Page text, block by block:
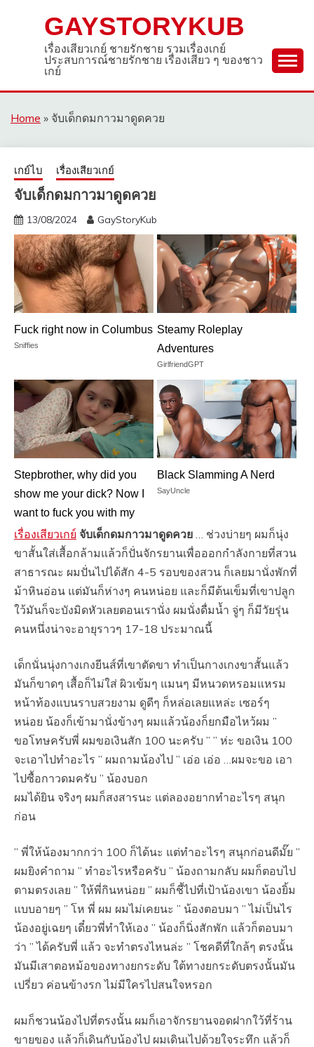
GAYSTORYKUB
เรื่องเสียวเกย์ ชายรักชาย รวมเรื่องเกย์
ประสบการณ์ชายรักชาย เรื่องเสียว ๆ ของชาว
เกย์
Home » จับเด็กดมกาวมาดูดควย
เกย์ไบ เรื่องเสียวเกย์
จับเด็กดมกาวมาดูดควย
13/08/2024 GayStoryKub
Fuck right now in Columbus
Sniffies
Steamy Roleplay
Adventures
GirlfriendGPT
Stepbrother, why did you
show me your dick? Now I
want to fuck you with my
wet pussy
RedhandsTube
Black Slamming A Nerd
SayUncle
เรื่องเสียวเกย์ จับเด็กดมกาวมาดูดควย … ช่วงบ่ายๆ ผมก็นุ่ง
ขาสั้นใส่เสื้อกล้ามแล้วก็ปั่นจักรยานเพื่อออกกำลังกายที่สวน
สาธารณะ ผมปั่นไปได้สัก 4-5 รอบของสวน ก็เลยมานั่งพักที่
ม้าหินอ่อน แต่มันก็ห่างๆ คนหน่อย และก็มีต้นเข็มที่เขาปลูก
ใว้มันก็จะบังมิดหัวเลยตอนเรานั่ง ผมนั่งดื่มนํ้า จู่ๆ ก็มีวัยรุ่น
คนหนึ่งน่าจะอายุราวๆ 17-18 ประมาณนี้
เด็กนั่นนุ่งกางเกงยีนส์ที่เขาตัดขา ทำเป็นกางเกงขาสั้นแล้ว
มันก็ขาดๆ เสื้อก็ไม่ใส่ ผิวเข้มๆ แมนๆ มีหนวดหรอมแหรม
หน้าท้องแบนราบสวยงาม ดูดีๆ ก็หล่อเลยแหล่ะ เซอร์ๆ
หน่อย น้องก็เข้ามานั่งข้างๆ ผมแล้วน้องก็ยกมือไหว้ผม ”
ขอโทษครับพี่ ผมขอเงินสัก 100 นะครับ ” ” ห่ะ ขอเงิน 100
จะเอาไปทำอะไร ” ผมถามน้องไป ” เอ่อ เอ่อ …ผมจะขอ เอา
ไปซื้อกาวดมครับ ” น้องบอก
ผมได้ยิน จริงๆ ผมก็สงสารนะ แต่ลองอยากทำอะไรๆ สนุก
ก่อน
” พี่ให้น้องมากกว่า 100 ก็ได้นะ แต่ทำอะไรๆ สนุกก่อนดีมั๊ย ”
ผมยิงคำถาม ” ทำอะไรหรือครับ ” น้องถามกลับ ผมก็ตอบไป
ตามตรงเลย ” ให้พี่กินหน่อย ” ผมก็ชี้ไปที่เป้าน้องเขา น้องยิ้ม
แบบอายๆ ” โห พี่ ผม ผมไม่เคยนะ ” น้องตอบมา ” ไม่เป็นไร
น้องอยู่เฉยๆ เดี๋ยวพี่ทำให้เอง ” น้องก็นิ่งสักพัก แล้วก็ตอบมา
ว่า ” ได้ครับพี่ แล้ว จะทำตรงไหนล่ะ ” โชคดีที่ใกล้ๆ ตรงนั้น
มันมีเสาตอหม้อของทางยกระดับ ใต้ทางยกระดับตรงนั้นมัน
เปรี่ยว ค่อนข้างรก ไม่มีใครไปสนใจหรอก
ผมก็ชวนน้องไปที่ตรงนั้น ผมก็เอาจักรยานจอดฝากใว้ที่ร้าน
ขายของ แล้วก็เดินกับน้องไป ผมเดินเไปด้วยใจระทึก แล้วก็